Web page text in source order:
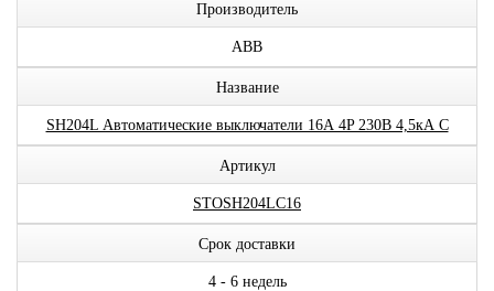
Производитель
ABB
Название
SH204L Автоматические выключатели 16А 4P 230В 4,5кА C
Артикул
STOSH204LC16
Срок доставки
4 - 6 недель